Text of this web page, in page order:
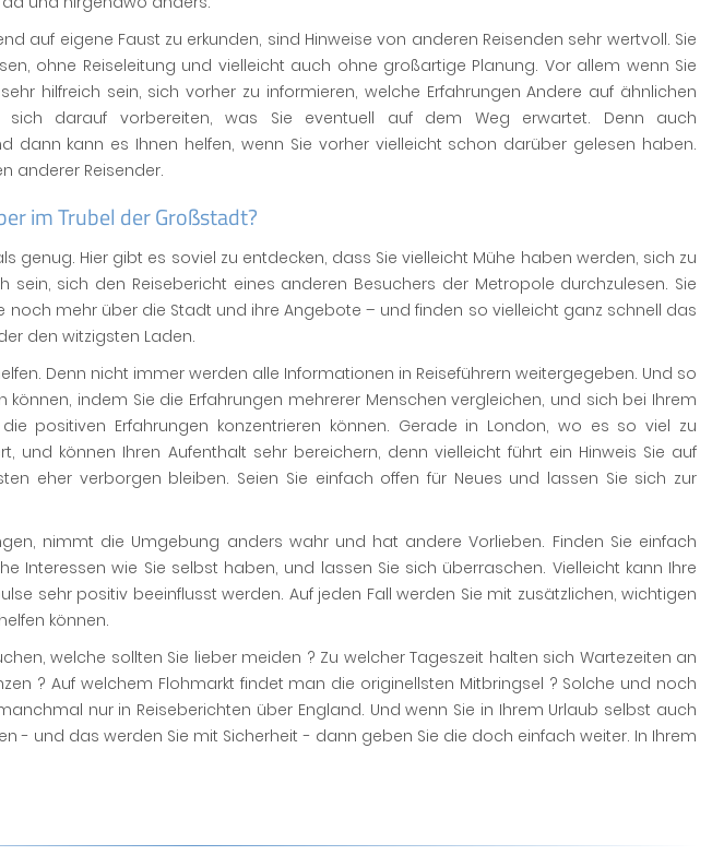
auf eigene Faust zu erkunden, sind Hinweise von anderen Reisenden sehr wertvoll. Sie
ohne Reiseleitung und vielleicht auch ohne großartige Planung. Vor allem wenn Sie
hilfreich sein, sich vorher zu informieren, welche Erfahrungen Andere auf ähnlichen
sich darauf vorbereiten, was Sie eventuell auf dem Weg erwartet. Denn auch
dann kann es Ihnen helfen, wenn Sie vorher vielleicht schon darüber gelesen haben.
anderer Reisender.
im Trubel der Großstadt?
genug. Hier gibt es soviel zu entdecken, dass Sie vielleicht Mühe haben werden, sich zu
sein, sich den Reisebericht eines anderen Besuchers der Metropole durchzulesen. Sie
noch mehr über die Stadt und ihre Angebote – und finden so vielleicht ganz schnell das
den witzigsten Laden.
Denn nicht immer werden alle Informationen in Reiseführern weitergegeben. Und so
können, indem Sie die Erfahrungen mehrerer Menschen vergleichen, und sich bei Ihrem
positiven Erfahrungen konzentrieren können. Gerade in London, wo es so viel zu
und können Ihren Aufenthalt sehr bereichern, denn vielleicht führt ein Hinweis Sie auf
eher verborgen bleiben. Seien Sie einfach offen für Neues und lassen Sie sich zur
nimmt die Umgebung anders wahr und hat andere Vorlieben. Finden Sie einfach
Interessen wie Sie selbst haben, und lassen Sie sich überraschen. Vielleicht kann Ihre
sehr positiv beeinflusst werden. Auf jeden Fall werden Sie mit zusätzlichen, wichtigen
können.
welche sollten Sie lieber meiden ? Zu welcher Tageszeit halten sich Wartezeiten an
? Auf welchem Flohmarkt findet man die originellsten Mitbringsel ? Solche und noch
nur in Reiseberichten über England. Und wenn Sie in Ihrem Urlaub selbst auch
- und das werden Sie mit Sicherheit - dann geben Sie die doch einfach weiter. In Ihrem